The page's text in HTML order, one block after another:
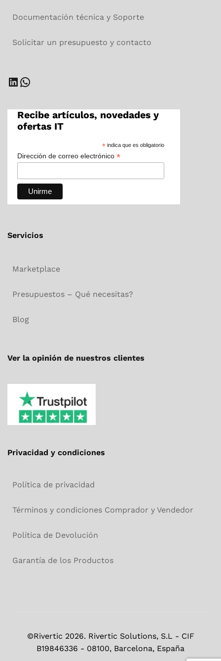
Documentación técnica y Soporte
Solicitar un presupuesto y contacto
LinkedIn
WhatsApp
Recibe artículos, novedades y
ofertas IT
*indica que es obligatorio
Dirección de correo electrónico *
Servicios
Marketplace
Presupuestos – Qué necesitas?
Blog
Ver la opinión de nuestros clientes
Privacidad y condiciones
Política de privacidad
Términos y condiciones Comprador y Vendedor
Política de Devolución
Garantía de los Productos
©Rivertic 2026. Rivertic Solutions, S.L - CIF
B19846336 - 08100, Barcelona, España